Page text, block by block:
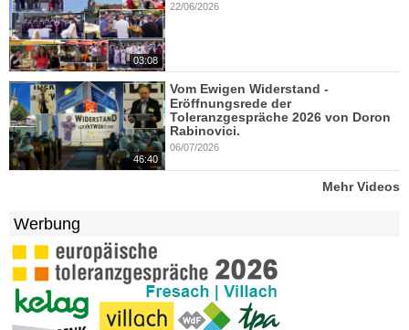
03:08
22/06/2026
46:40
Vom Ewigen Widerstand -
Eröffnungsrede der
Toleranzgespräche 2026 von Doron
Rabinovici.
06/07/2026
Mehr Videos
Werbung